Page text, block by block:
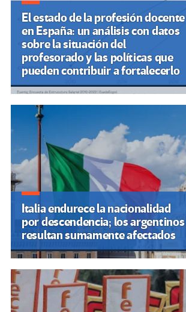
El estado de la profesión docente
en España: un análisis con datos
sobre la situación del
profesorado y las políticas que
pueden contribuir a fortalecerlo
Italia endurece la nacionalidad
por descendencia; los argentinos
resultan sumamente afectados